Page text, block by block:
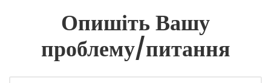
Опишіть Вашу
проблему/питання